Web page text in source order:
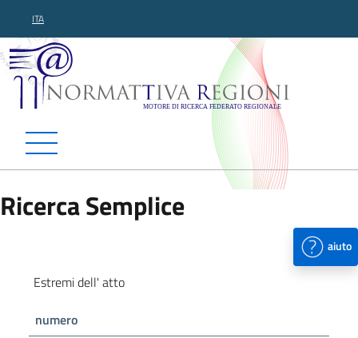
ITA
Normattiva Regioni -
Ricerca Semplice
aiuto
Estremi dell' atto
numero